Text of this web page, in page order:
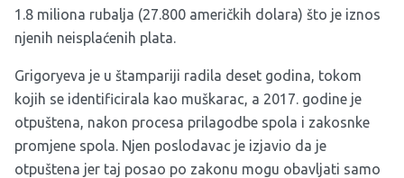
1.8 miliona rubalja (27.800 američkih dolara) što je iznos
njenih neisplaćenih plata.
Grigoryeva je u štampariji radila deset godina, tokom
kojih se identificirala kao muškarac, a 2017. godine je
otpuštena, nakon procesa prilagodbe spola i zakosnke
promjene spola. Njen poslodavac je izjavio da je
otpuštena jer taj posao po zakonu mogu obavljati samo